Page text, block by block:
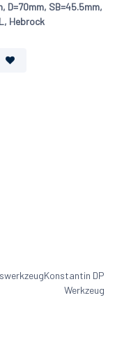
D=70mm, SB=45.5mm,
Hebrock
Konstantin DP
Werkzeug